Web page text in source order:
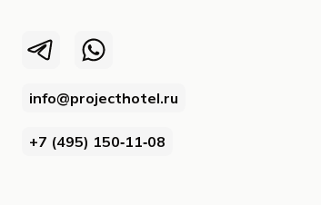
info@projecthotel.ru
+7 (495) 150‑11‑08